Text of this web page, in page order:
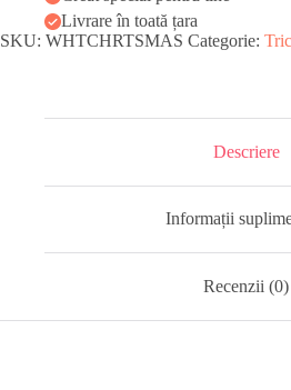
Livrare în toată țara
SKU: WHTCHRTSMAS Categorie:
Descriere
Informații
Recenzii (0)